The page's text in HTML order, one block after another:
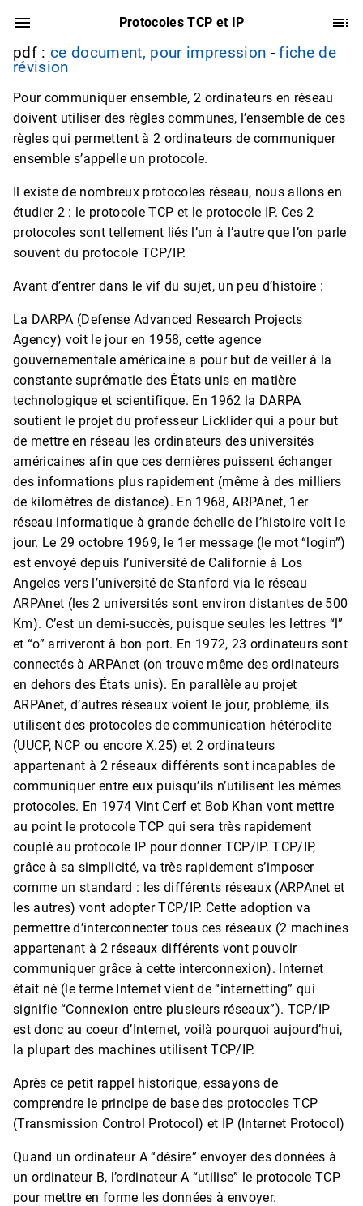
Protocoles TCP et IP
pdf : ce document, pour impression -fiche de
révision
Pour communiquer ensemble, 2 ordinateurs en réseau
doivent utiliser des règles communes, l’ensemble de ces
règles qui permettent à 2 ordinateurs de communiquer
ensemble s’appelle un protocole.
Il existe de nombreux protocoles réseau, nous allons en
étudier 2 : le protocole TCP et le protocole IP. Ces 2
protocoles sont tellement liés l’un à l’autre que l’on parle
souvent du protocole TCP/IP.
Avant d’entrer dans le vif du sujet, un peu d’histoire :
La DARPA (Defense Advanced Research Projects
Agency) voit le jour en 1958, cette agence
gouvernementale américaine a pour but de veiller à la
constante suprématie des États unis en matière
technologique et scientifique. En 1962 la DARPA
soutient le projet du professeur Licklider qui a pour but
de mettre en réseau les ordinateurs des universités
américaines afin que ces dernières puissent échanger
des informations plus rapidement (même à des milliers
de kilomètres de distance). En 1968, ARPAnet, 1er
réseau informatique à grande échelle de l’histoire voit le
jour. Le 29 octobre 1969, le 1er message (le mot “login”)
est envoyé depuis l’université de Californie à Los
Angeles vers l’université de Stanford via le réseau
ARPAnet (les 2 universités sont environ distantes de 500
Km). C’est un demi-succès, puisque seules les lettres “l”
et “o” arriveront à bon port. En 1972, 23 ordinateurs sont
connectés à ARPAnet (on trouve même des ordinateurs
en dehors des États unis). En parallèle au projet
ARPAnet, d’autres réseaux voient le jour, problème, ils
utilisent des protocoles de communication hétéroclite
(UUCP, NCP ou encore X.25) et 2 ordinateurs
appartenant à 2 réseaux différents sont incapables de
communiquer entre eux puisqu’ils n’utilisent les mêmes
protocoles. En 1974 Vint Cerf et Bob Khan vont mettre
au point le protocole TCP qui sera très rapidement
couplé au protocole IP pour donner TCP/IP. TCP/IP,
grâce à sa simplicité, va très rapidement s’imposer
comme un standard : les différents réseaux (ARPAnet et
les autres) vont adopter TCP/IP. Cette adoption va
permettre d’interconnecter tous ces réseaux (2 machines
appartenant à 2 réseaux différents vont pouvoir
communiquer grâce à cette interconnexion). Internet
était né (le terme Internet vient de “internetting” qui
signifie “Connexion entre plusieurs réseaux”). TCP/IP
est donc au coeur d’Internet, voilà pourquoi aujourd’hui,
la plupart des machines utilisent TCP/IP.
Après ce petit rappel historique, essayons de
comprendre le principe de base des protocoles TCP
(Transmission Control Protocol) et IP (Internet Protocol)
Quand un ordinateur A “désire” envoyer des données à
un ordinateur B, l’ordinateur A “utilise” le protocole TCP
pour mettre en forme les données à envoyer.